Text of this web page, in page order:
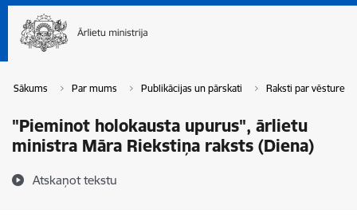
Sākums Par mums Publikācijas un pārskati Raksti par vēstures
"Pieminot holokausta upurus", ārlietu
ministra Māra Riekstiņa raksts (Diena)
Atskaņot tekstu